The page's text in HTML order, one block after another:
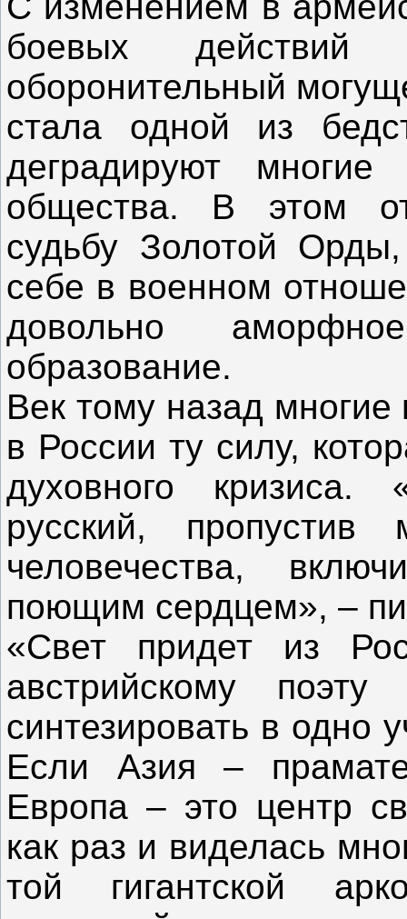
боевых действий
оборонительный
стала одной из
деградируют многие
общества. В этом
судьбу Золотой
себе в военном
довольно аморфное
образование.
Век тому назад
в России ту силу,
духовного
русский,
человечества,
поющим сердцем», –
«Свет придет из
австрийскому
синтезировать в одно
Если Азия –
Европа – это центр
как раз и виделась
той гигантской